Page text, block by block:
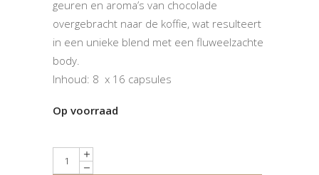
geuren en aroma’s van chocolade
overgebracht naar de koffie, wat resulteert
in een unieke blend met een fluweelzachte
body.
Inhoud: 8 x 16 capsules
Op voorraad
Quantity